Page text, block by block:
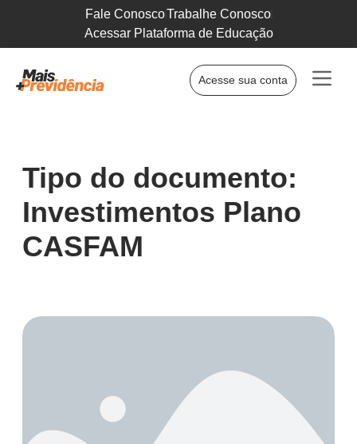
Fale ConoscoTrabalhe Conosco
Acessar Plataforma de Educação
Acesse sua conta
Tipo do documento:
Investimentos Plano
CASFAM